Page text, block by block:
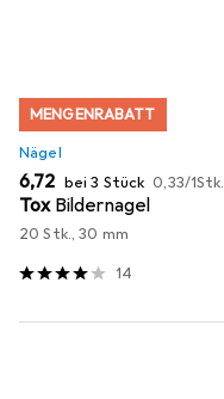
MENGENRABATT
Nägel
EUR
6,72 bei 3 Stück EUR
0,33/1Stk.
Tox Bildernagel
20 Stk., 30 mm
14